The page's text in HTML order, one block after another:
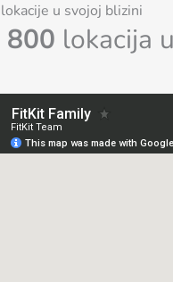
lokacije u svojoj blizini
800 lokacija u